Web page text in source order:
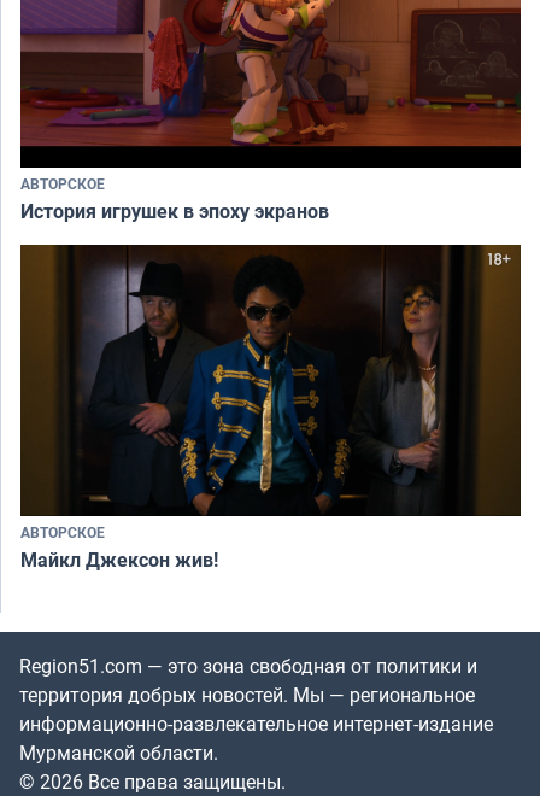
АВТОРСКОЕ
История игрушек в эпоху экранов
АВТОРСКОЕ
Майкл Джексон жив!
Region51.com — это зона свободная от политики и
территория добрых новостей. Мы — региональное
информационно-развлекательное интернет-издание
Мурманской области.
© 2026 Все права защищены.